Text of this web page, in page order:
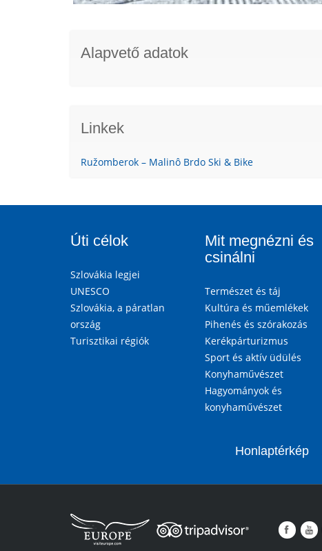
Alapvető adatok
Linkek
Ružomberok – Malinô Brdo Ski & Bike
Úti célok
Szlovákia legjei
UNESCO
Szlovákia, a páratlan
ország
Turisztikai régiók
Mit megnézni és
csinálni
Természet és táj
Kultúra és műemlékek
Pihenés és szórakozás
Kerékpárturizmus
Sport és aktív üdülés
Konyhaművészet
Hagyományok és
konyhaművészet
Honlaptérkép